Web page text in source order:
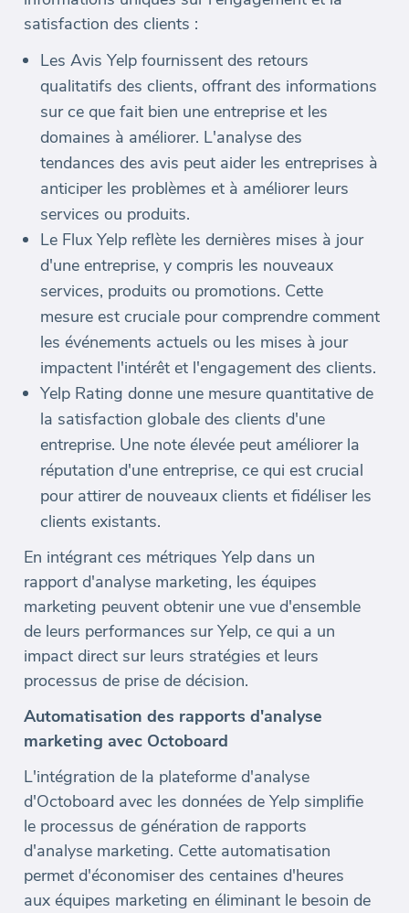
satisfaction des clients :
Les Avis Yelp fournissent des retours
qualitatifs des clients, offrant des informations
sur ce que fait bien une entreprise et les
domaines à améliorer. L'analyse des
tendances des avis peut aider les entreprises à
anticiper les problèmes et à améliorer leurs
services ou produits.
Le Flux Yelp reflète les dernières mises à jour
d'une entreprise, y compris les nouveaux
services, produits ou promotions. Cette
mesure est cruciale pour comprendre comment
les événements actuels ou les mises à jour
impactent l'intérêt et l'engagement des clients.
Yelp Rating donne une mesure quantitative de
la satisfaction globale des clients d'une
entreprise. Une note élevée peut améliorer la
réputation d'une entreprise, ce qui est crucial
pour attirer de nouveaux clients et fidéliser les
clients existants.
En intégrant ces métriques Yelp dans un
rapport d'analyse marketing, les équipes
marketing peuvent obtenir une vue d'ensemble
de leurs performances sur Yelp, ce qui a un
impact direct sur leurs stratégies et leurs
processus de prise de décision.
Automatisation des rapports d'analyse
marketing avec Octoboard
L'intégration de la plateforme d'analyse
d'Octoboard avec les données de Yelp simplifie
le processus de génération de rapports
d'analyse marketing. Cette automatisation
permet d'économiser des centaines d'heures
aux équipes marketing en éliminant le besoin de